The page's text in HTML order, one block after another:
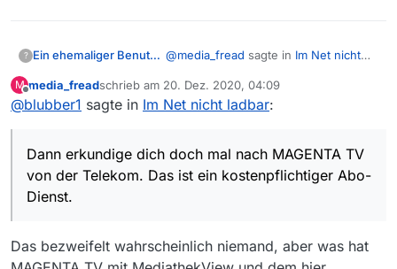
? Ein ehemaliger Benutzer @media_fread sagte in Im Net nicht
@blubber1sagte in
Lesen bildet
Mir ist nicht bekannt das
MAGENTA TV von der Telekom. Das
ist ein kostenpflichtiger Abo-Dienst.
Hier wird sich selten für einen Link
System. Und das ist sicher der
Allen Menschen ist das Denken
erlaubt, vielen bleibt es erspart. Curt
M
Offline
media_freadschrieb am 20. Dez. 2020, 04:09
zuletzt editiert von
@blubber1 sagte in Im Net nicht ladbar:
Dann erkundige dich doch mal nach MAGENTA TV
von der Telekom. Das ist ein kostenpflichtiger Abo-
Dienst.
Das bezweifelt wahrscheinlich niemand, aber was hat